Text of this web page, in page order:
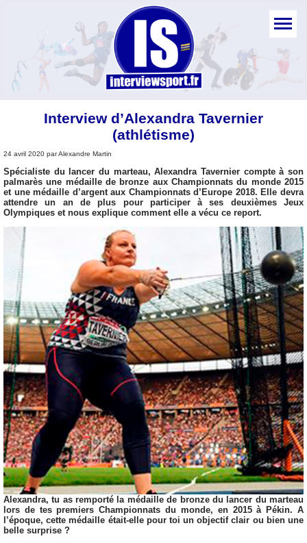
Interview d’Alexandra Tavernier
(athlétisme)
24 avril 2020 par Alexandre Martin
Spécialiste du lancer du marteau, Alexandra Tavernier compte à son
palmarès une médaille de bronze aux Championnats du monde 2015
et une médaille d’argent aux Championnats d’Europe 2018. Elle devra
attendre un an de plus pour participer à ses deuxièmes Jeux
Olympiques et nous explique comment elle a vécu ce report.
Alexandra, tu as remporté la médaille de bronze du lancer du marteau
lors de tes premiers Championnats du monde, en 2015 à Pékin. A
l’époque, cette médaille était-elle pour toi un objectif clair ou bien une
belle surprise ?